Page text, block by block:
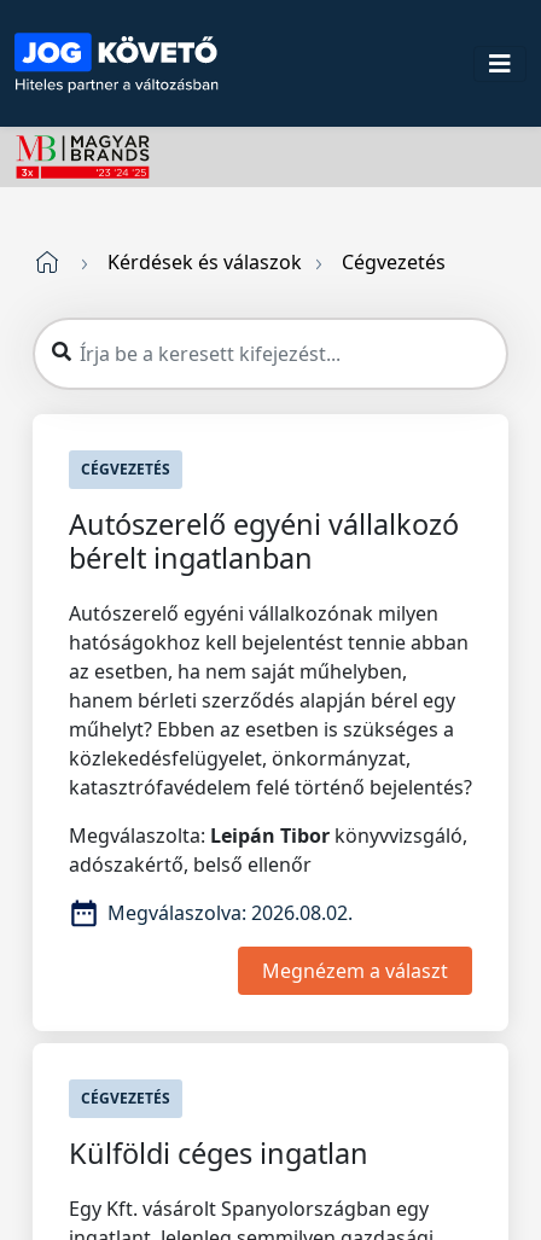
Kérdések és válaszok Cégvezetés
CÉGVEZETÉS
Autószerelő egyéni vállalkozó
bérelt ingatlanban
Autószerelő egyéni vállalkozónak milyen
hatóságokhoz kell bejelentést tennie abban
az esetben, ha nem saját műhelyben,
hanem bérleti szerződés alapján bérel egy
műhelyt? Ebben az esetben is szükséges a
közlekedésfelügyelet, önkormányzat,
katasztrófavédelem felé történő bejelentés?
Megválaszolta: Leipán Tibor könyvvizsgáló,
adószakértő, belső ellenőr
Megválaszolva: 2026.08.02.
Megnézem a választ
CÉGVEZETÉS
Külföldi céges ingatlan
Egy Kft. vásárolt Spanyolországban egy